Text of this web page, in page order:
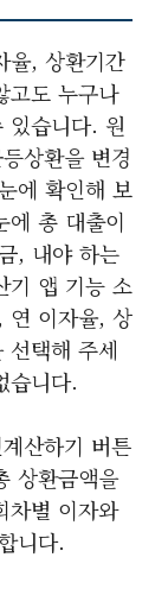
율, 상환기간
고도 누구나
있습니다. 원
상환을 변경
에 확인해 보
에 총 대출이
, 내야 하는
기 앱 기능 소
연 이자율, 상
선택해 주세
습니다.
산하기 버튼
상환금액을
차별 이자와
니다.